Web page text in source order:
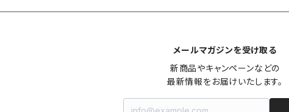
メールマガジンを受け取る
新商品やキャンペーンなどの
最新情報をお届けいたします。